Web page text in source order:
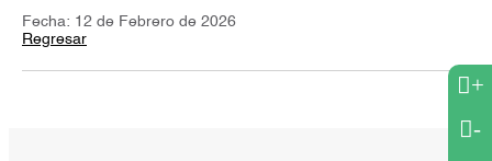
Fecha: 12 de Febrero de 2026
Regresar
+
-